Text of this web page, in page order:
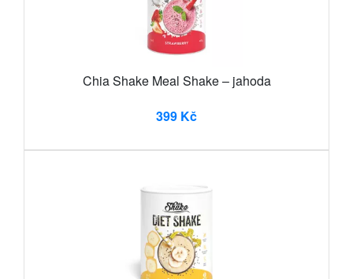
Chia Shake Meal Shake – jahoda
399 Kč